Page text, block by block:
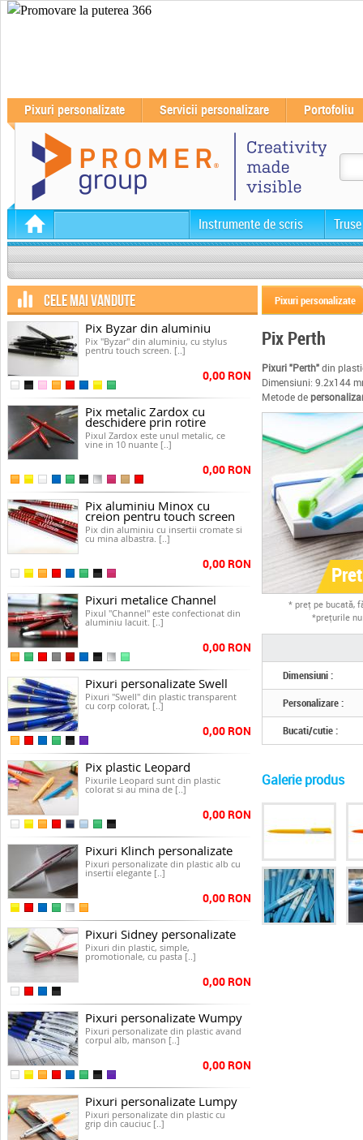
Pixuri personalizate Servicii personalizare Portofoliu
Instrumente de scris
CELE MAI VANDUTE
Pix Byzar din aluminiu
Pix "Byzar" din aluminiu, cu stylus
pentru touch screen. [..]
0,00 RON
Pix metalic Zardox cu
deschidere prin rotire
Pixul Zardox este unul metalic, ce
vine in 10 nuante [..]
0,00 RON
Pix aluminiu Minox cu
creion pentru touch screen
Pix din aluminiu cu insertii cromate si
cu mina albastra. [..]
0,00 RON
Pixuri metalice Channel
Pixul "Channel" este confectionat din
aluminiu lacuit. [..]
0,00 RON
Pixuri personalizate Swell
Pixuri "Swell" din plastic transparent
cu corp colorat, [..]
0,00 RON
Pix plastic Leopard
Pixurile Leopard sunt din plastic
colorat si au mina de [..]
0,00 RON
Pixuri Klinch personalizate
Pixuri personalizate din plastic alb cu
insertii elegante [..]
0,00 RON
Pixuri Sidney personalizate
Pixuri din plastic, simple,
promotionale, cu pasta [..]
0,00 RON
Pixuri personalizate Wumpy
Pixuri personalizate din plastic avand
corpul alb, manson [..]
0,00 RON
Pixuri personalizate Lumpy
Pixuri personalizate din plastic cu
grip din cauciuc [..]
Pixuri personalizate
Pix Perth
Pixuri "Perth"din
Dimensiuni: 9.2x144
Metode de
* preţ pe bucată,
*preţurile
Dimensiuni :
Personalizare :
Bucati/cutie :
Galerie produs